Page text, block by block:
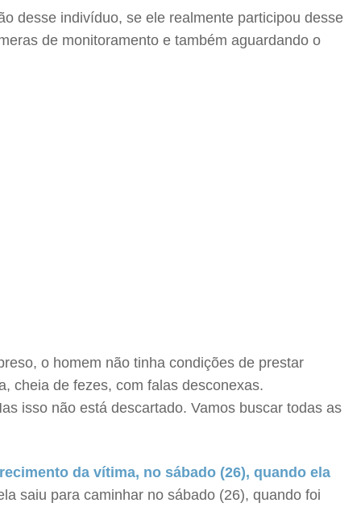
desse indivíduo, se ele realmente participou desse
de monitoramento e também aguardando o
o homem não tinha condições de prestar
cheia de fezes, com falas desconexas.
isso não está descartado. Vamos buscar todas as
da vítima, no sábado (26), quando ela
saiu para caminhar no sábado (26), quando foi